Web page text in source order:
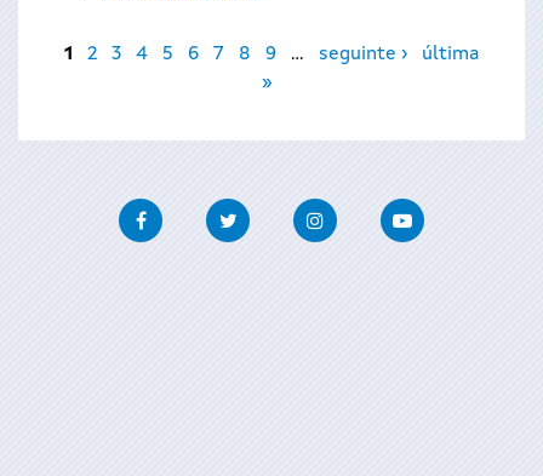
Páginas
1 2 3 4 5 6 7 8 9 … seguinte ›
última
»
FacebookTwitter InstagramYoutube